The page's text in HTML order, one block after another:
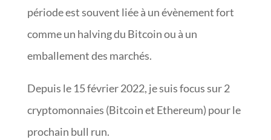
période est souvent liée à un évènement fort
comme un halving du Bitcoin ou à un
emballement des marchés.
Depuis le 15 février 2022, je suis focus sur 2
cryptomonnaies (Bitcoin et Ethereum) pour le
prochain bull run.